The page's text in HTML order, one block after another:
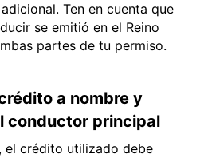
Ten en cuenta que
se emitió en el Reino
partes de tu permiso.
a nombre y
conductor principal
el crédito utilizado debe